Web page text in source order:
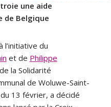
une aide
de Belgique
l’initiative du
et de Philippe
la Solidarité
de Woluwe-Saint-
13 février, a décidé